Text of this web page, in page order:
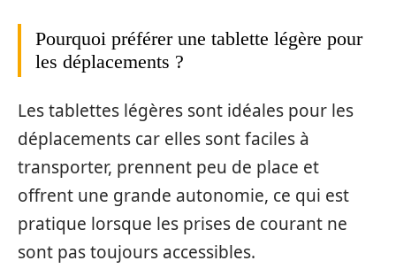
Pourquoi préférer une tablette légère pour
les déplacements ?
Les tablettes légères sont idéales pour les
déplacements car elles sont faciles à
transporter, prennent peu de place et
offrent une grande autonomie, ce qui est
pratique lorsque les prises de courant ne
sont pas toujours accessibles.